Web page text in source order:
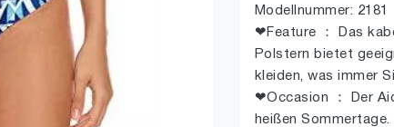
Modellnummer: 2181
❤Feature ： Das
Polstern bietet
kleiden, was immer
❤Occasion ： Der
heißen